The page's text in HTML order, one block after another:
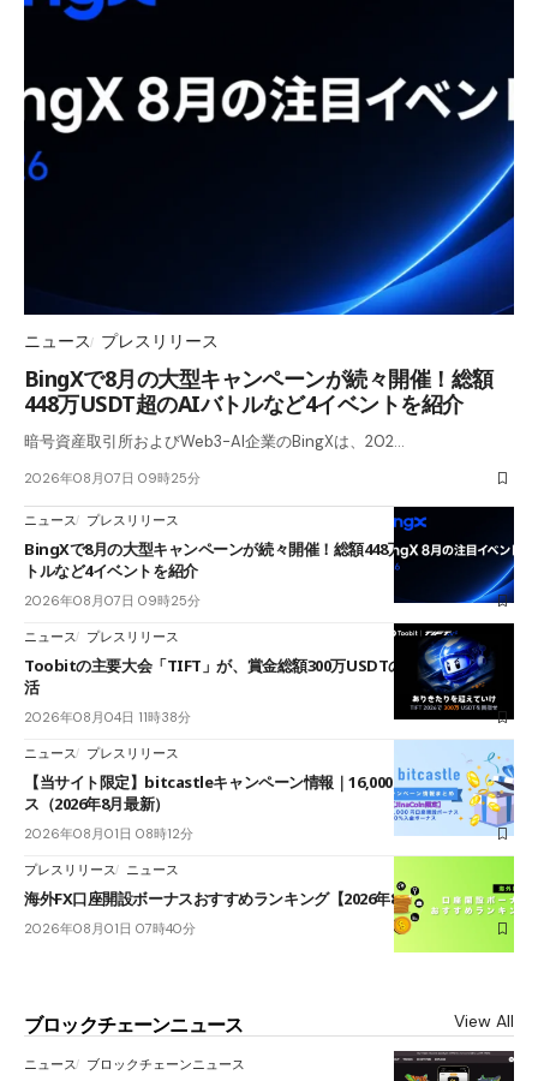
ニュース プレスリリース
BingXで8月の大型キャンペーンが続々開催！総額
448万USDT超のAIバトルなど4イベントを紹介
暗号資産取引所およびWeb3-AI企業のBingXは、202…
2026年08月07日 09時25分
ニュース プレスリリース
BingXで8月の大型キャンペーンが続々開催！総額448万USDT超のAIバ
トルなど4イベントを紹介
2026年08月07日 09時25分
ニュース プレスリリース
Toobitの主要大会「TIFT」が、賞金総額300万USDTのレースとして復
活
2026年08月04日 11時38分
ニュース プレスリリース
【当サイト限定】bitcastleキャンペーン情報｜16,000円口座開設ボーナ
ス（2026年8月最新）
2026年08月01日 08時12分
プレスリリース ニュース
海外FX口座開設ボーナスおすすめランキング【2026年8月最新】
2026年08月01日 07時40分
ブロックチェーンニュース View All
ニュース ブロックチェーンニュース